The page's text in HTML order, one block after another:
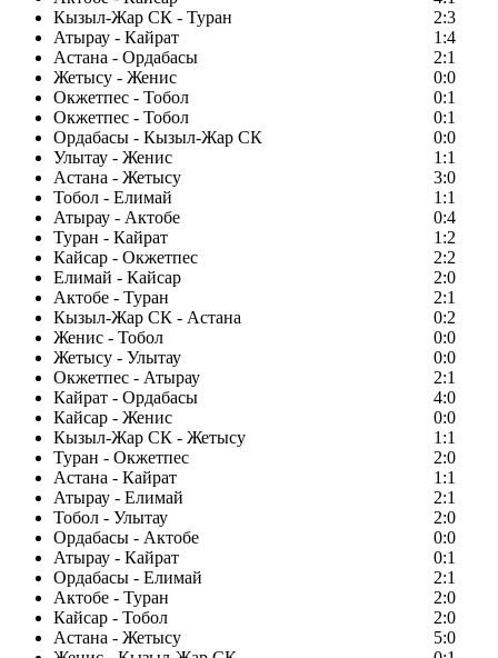
Кызыл-Жар СК - Туран
2:3
Атырау - Кайрат
1:4
Астана - Ордабасы
2:1
Жетысу - Женис
0:0
Окжетпес - Тобол
0:1
Окжетпес - Тобол
0:1
Ордабасы - Кызыл-Жар СК
0:0
Улытау - Женис
1:1
Астана - Жетысу
3:0
Тобол - Елимай
1:1
Атырау - Актобе
0:4
Туран - Кайрат
1:2
Кайсар - Окжетпес
2:2
Елимай - Кайсар
2:0
Актобе - Туран
2:1
Кызыл-Жар СК - Астана
0:2
Женис - Тобол
0:0
Жетысу - Улытау
0:0
Окжетпес - Атырау
2:1
Кайрат - Ордабасы
4:0
Кайсар - Женис
0:0
Кызыл-Жар СК - Жетысу
1:1
Туран - Окжетпес
2:0
Астана - Кайрат
1:1
Атырау - Елимай
2:1
Тобол - Улытау
2:0
Ордабасы - Актобе
0:0
Атырау - Кайрат
0:1
Ордабасы - Елимай
2:1
Актобе - Туран
2:0
Кайсар - Тобол
2:0
Астана - Жетысу
5:0